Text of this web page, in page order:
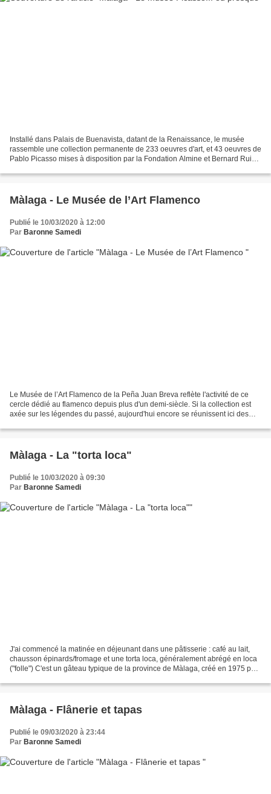
Installé dans Palais de Buenavista, datant de la Renaissance, le musée
rassemble une collection permanente de 233 oeuvres d'art, et 43 oeuvres de
Pablo Picasso mises à disposition par la Fondation Almine et Bernard Ruiz-
Màlaga - Le Musée de l’Art Flamenco
Publié le 10/03/2020 à 12:00
Par Baronne Samedi
Le Musée de l’Art Flamenco de la Peña Juan Breva reflète l'activité de ce
cercle dédié au flamenco depuis plus d'un demi-siècle. Si la collection est
axée sur les légendes du passé, aujourd'hui encore se réunissent ici des
Màlaga - La "torta loca"
Publié le 10/03/2020 à 09:30
Par Baronne Samedi
J'ai commencé la matinée en déjeunant dans une pâtisserie : café au lait,
chausson épinards/fromage et une torta loca, généralement abrégé en loca
("folle") C'est un gâteau typique de la province de Màlaga, créé en 1975 par
Màlaga - Flânerie et tapas
Publié le 09/03/2020 à 23:44
Par Baronne Samedi